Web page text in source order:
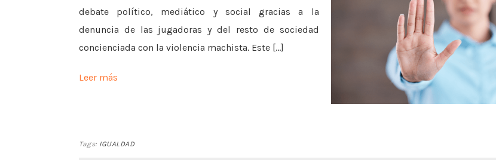
debate político, mediático y social gracias a la
denuncia de las jugadoras y del resto de sociedad
concienciada con la violencia machista. Este [...]
Leer más
Tags: IGUALDAD